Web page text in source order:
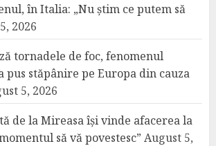
în Italia: „Nu știm ce putem să
2026
tornadele de foc, fenomenul
pus stăpânire pe Europa din cauza
5, 2026
de la Mireasa își vinde afacerea la
să vă povestesc” August 5,